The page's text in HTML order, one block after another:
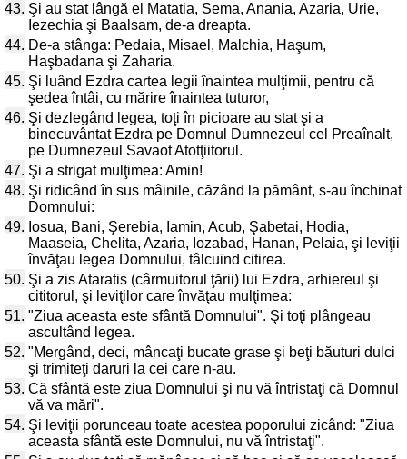
43. Şi au stat lângă el Matatia, Sema, Anania, Azaria, Urie,
Iezechia şi Baalsam, de-a dreapta.
44. De-a stânga: Pedaia, Misael, Malchia, Haşum,
Haşbadana şi Zaharia.
45. Şi luând Ezdra cartea legii înaintea mulţimii, pentru că
şedea întâi, cu mărire înaintea tuturor,
46. Şi dezlegând legea, toţi în picioare au stat şi a
binecuvântat Ezdra pe Domnul Dumnezeul cel Preaînalt,
pe Dumnezeul Savaot Atotţiitorul.
47. Şi a strigat mulţimea: Amin!
48. Şi ridicând în sus mâinile, căzând la pământ, s-au închinat
Domnului:
49. Iosua, Bani, Şerebia, Iamin, Acub, Şabetai, Hodia,
Maaseia, Chelita, Azaria, Iozabad, Hanan, Pelaia, şi leviţii
învăţau legea Domnului, tâlcuind citirea.
50. Şi a zis Ataratis (cârmuitorul ţării) lui Ezdra, arhiereul şi
cititorul, şi leviţilor care învăţau mulţimea:
51. "Ziua aceasta este sfântă Domnului". Şi toţi plângeau
ascultând legea.
52. "Mergând, deci, mâncaţi bucate grase şi beţi băuturi dulci
şi trimiteţi daruri la cei care n-au.
53. Că sfântă este ziua Domnului şi nu vă întristaţi că Domnul
vă va mări".
54. Şi leviţii porunceau toate acestea poporului zicând: "Ziua
aceasta sfântă este Domnului, nu vă întristaţi".